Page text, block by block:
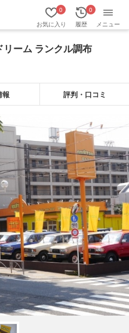
お気に入り
0
履歴
0
メニュー
ーム ランクル調布
報 評判・口コミ